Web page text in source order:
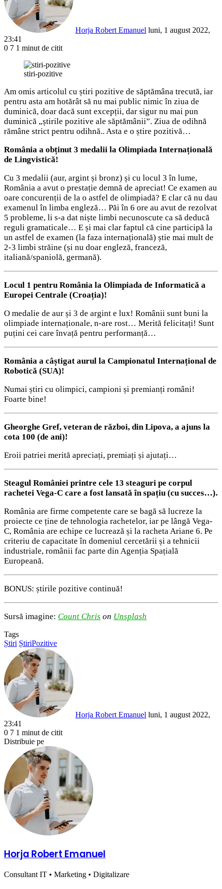
Horja Robert Emanuel luni, 1 august 2022,
23:41
0 7 1 minut de citit
stiri-pozitive
Am omis articolul cu știri pozitive de săptămâna trecută, iar
pentru asta am hotărât să nu mai public nimic în ziua de
duminică, doar dacă sunt excepții, dar sigur nu mai pun
duminică „știrile pozitive ale săptămânii”. Ziua de odihnă
rămâne strict pentru odihnă.. Asta e o știre pozitivă…
România a obținut 3 medalii la Olimpiada Internațională
de Lingvistică!
Cu 3 medalii (aur, argint și bronz) și cu locul 3 în lume,
România a avut o prestație demnă de apreciat! Ce examen au
oare concurenții de la o astfel de olimpiadă? E clar că nu dau
examenul în limba engleză… Păi în 6 ore au avut de rezolvat
5 probleme, li s-a dat niște limbi necunoscute ca să deducă
reguli gramaticale… E și mai clar faptul că cine participă la
un astfel de examen (la faza internațională) știe mai mult de
2-3 limbi străine (și nu doar engleză, franceză,
italiană/spaniolă, germană).
Locul 1 pentru România la Olimpiada de Informatică a
Europei Centrale (Croația)!
O medalie de aur și 3 de argint e lux! Românii sunt buni la
olimpiade internaționale, n-are rost… Merită felicitați! Sunt
puțini cei care învață pentru performanță…
România a câștigat aurul la Campionatul Internațional de
Robotică (SUA)!
Numai știri cu olimpici, campioni și premianți români!
Foarte bine!
Gheorghe Gref, veteran de război, din Lipova, a ajuns la
cota 100 (de ani)!
Eroii patriei merită apreciați, premiați și ajutați…
Steagul României printre cele 13 steaguri pe corpul
rachetei Vega-C care a fost lansată în spațiu (cu succes…).
România are firme competente care se bagă să lucreze la
proiecte ce ține de tehnologia rachetelor, iar pe lângă Vega-
C, România are echipe ce lucrează și la racheta Ariane 6. Pe
criteriu de capacitate în domeniul cercetării și a tehnicii
industriale, românii fac parte din Agenția Spațială
Europeană.
BONUS: știrile pozitive continuă!
Sursă imagine: Count Chris on Unsplash
Tags
Știri ȘtiriPozitive
Horja Robert Emanuel luni, 1 august 2022,
23:41
0 7 1 minut de citit
Facebook
X
LinkedIn
Pinterest
Reddit
WhatsApp
Telegram
Share
Email
Distribuie pe
Facebook
LinkedIn
Pinterest
Email
Horja Robert Emanuel
Consultant IT • Marketing • Digitalizare